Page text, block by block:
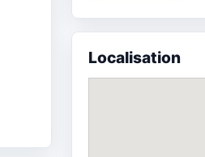
Localisation